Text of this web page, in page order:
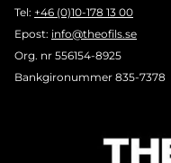
Tel: +46 (0)10-178 13 00
Epost: info@theofils.se
Org. nr 556154-8925
Bankgironummer 835-7378